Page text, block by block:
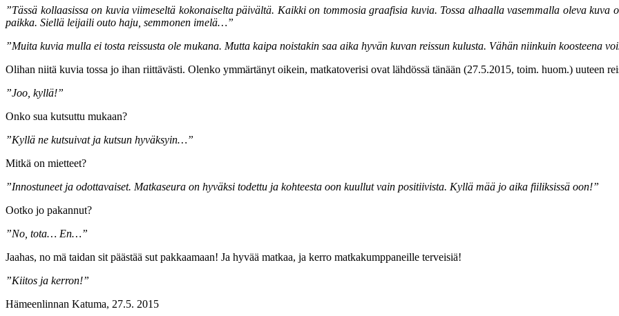
”Tässä kollaasissa on kuvia viimeseltä kokonaiselta päivältä. Kaikki on tommosia graafisia kuvia. Tossa alhaalla vasemmalla oleva
paikka. Siellä leijaili outo haju, semmonen imelä…”
”Muita kuvia mulla ei tosta reissusta ole mukana. Mutta kaipa noistakin saa aika hyvän kuvan reissun kulusta. Vähän niinkuin koosteena
Olihan niitä kuvia tossa jo ihan riittävästi. Olenko ymmärtänyt oikein, matkatoverisi ovat lähdössä tänään (27.5.2015, toim. huom.) uuteen
”Joo, kyllä!”
Onko sua kutsuttu mukaan?
”Kyllä ne kutsuivat ja kutsun hyväksyin…”
Mitkä on mietteet?
”Innostuneet ja odottavaiset. Matkaseura on hyväksi todettu ja kohteesta oon kuullut vain positiivista. Kyllä mää jo aika fiiliksissä oon!”
Ootko jo pakannut?
”No, tota… En…”
Jaahas, no mä taidan sit päästää sut pakkaamaan! Ja hyvää matkaa, ja kerro matkakumppaneille terveisiä!
”Kiitos ja kerron!”
Hämeenlinnan Katuma, 27.5. 2015